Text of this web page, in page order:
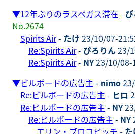
▼12年ぶりのラスベガス滞在 -
No.2674
Spirits Air- たけ 23/10/07-
Re:Spirits Air- ぴろりん23/
Re:Spirits Air- NY23/10/08-
▼ビルボードの広告主 - nimo
Re:ビルボードの広告主 - ヒロ
Re:ビルボードの広告主 - NY
Re:ビルボードの広告主 - NY
エリン・ブロコビッチ -